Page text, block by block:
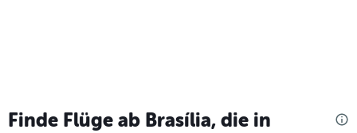
Finde Flüge ab Brasília, die in